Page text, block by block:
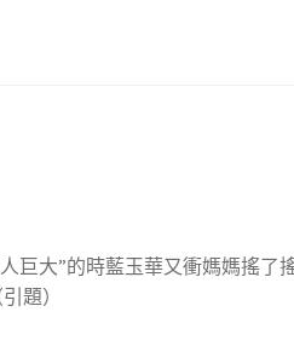
巨大”的時藍玉華又衝媽媽搖
題）